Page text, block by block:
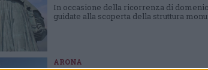
In occasione della ricorrenza di
guidate alla scoperta della struttura
ARONA